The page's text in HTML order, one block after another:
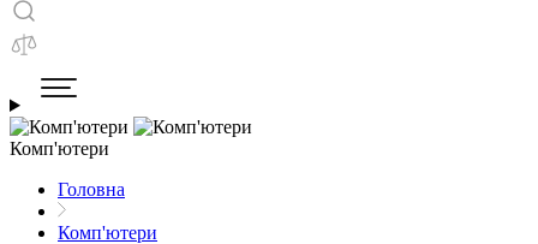
Комп'ютери
Головна
Комп'ютери